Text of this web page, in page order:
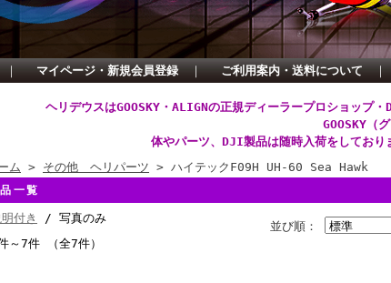
マイページ・新規会員登録 ｜ ご利用案内・送料について
ヘリデウスはGOOSKY・ALIGNの正規ディーラープロショップ
。 GOOSKY（
体やパーツ、DJI製品は随時入荷をしており
ム > その他 ヘリパーツ > ハイテックF09H UH-60 Sea Hawk
一覧
並び順：
付き
/ 写真のみ
～7件 （全7件）